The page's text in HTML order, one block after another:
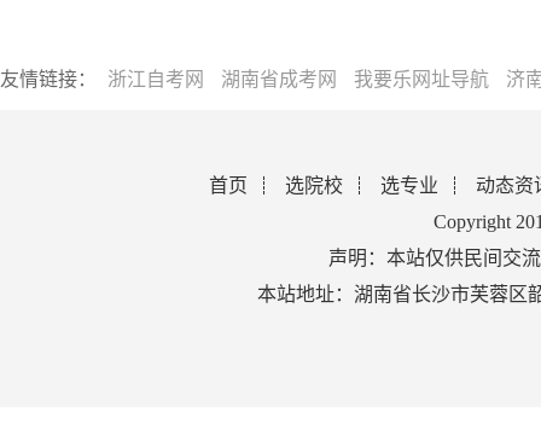
友情链接： 浙江自考网 湖南省成考网 我要乐网址导航 济
首页 选院校 选专业
动态资
Copyright
声明：本站仅供民间交
本站地址：湖南省长沙市芙蓉区